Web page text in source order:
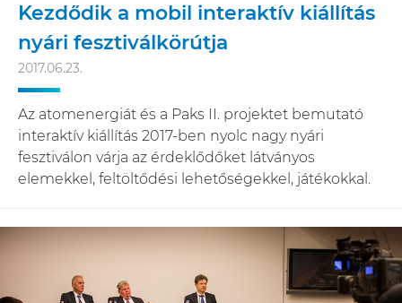
Kezdődik a mobil interaktív kiállítás
nyári fesztiválkörútja
2017.06.23.
Az atomenergiát és a Paks II. projektet bemutató
interaktív kiállítás 2017-ben nyolc nagy nyári
fesztiválon várja az érdeklődőket látványos
elemekkel, feltöltődési lehetőségekkel, játékokkal.